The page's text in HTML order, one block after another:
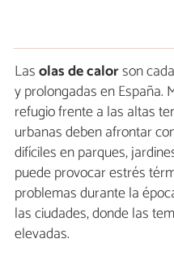
Lasolas de calorson
y prolongadas en España.
refugio frente a las altas
urbanas deben afrontar
difíciles en parques,
puede provocar estrés
problemas durante la
las ciudades, donde las
elevadas.